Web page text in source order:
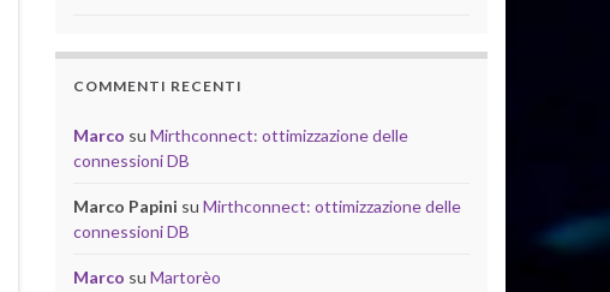
COMMENTI RECENTI
Marco su Mirthconnect: ottimizzazione delle
connessioni DB
Marco Papini su Mirthconnect: ottimizzazione delle
connessioni DB
Marco su Martorèo